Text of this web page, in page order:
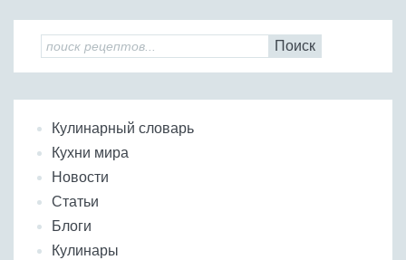
Поиск
Кулинарный словарь
Кухни мира
Новости
Статьи
Блоги
Кулинары